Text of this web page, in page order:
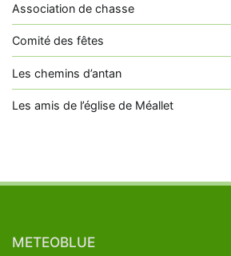
Association de chasse
Comité des fêtes
Les chemins d’antan
Les amis de l’église de Méallet
METEOBLUE